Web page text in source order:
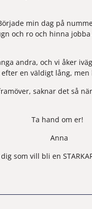
min dag på
och ro och hinna
andra, och vi åker
en väldigt lång,
saknar det så
Ta hand om er!
Anna
som vill bli en